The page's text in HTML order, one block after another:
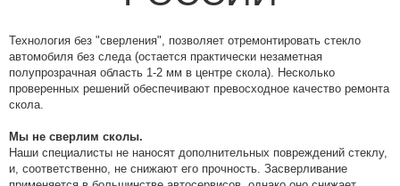
Технология без "сверления", позволяет отремонтировать стекло
автомобиля без следа (остается практически незаметная
полупрозрачная область 1-2 мм в центре скола). Несколько
проверенных решений обеспечивают превосходное качество ремонта
скола.
Мы не сверлим сколы.
Наши специалисты не наносят дополнительных повреждений стеклу,
и, соответственно, не снижают его прочность. Засверливание